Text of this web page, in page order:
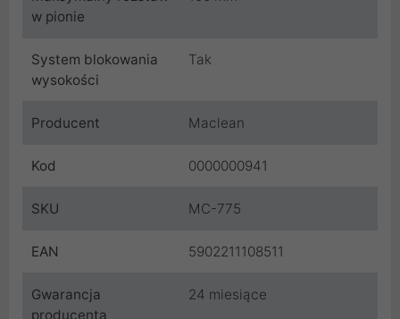
w pionie
System blokowania
wysokości
Tak
Producent Maclean
Kod 0000000941
SKU MC-775
EAN 5902211108511
Gwarancja
producenta
24 miesiące